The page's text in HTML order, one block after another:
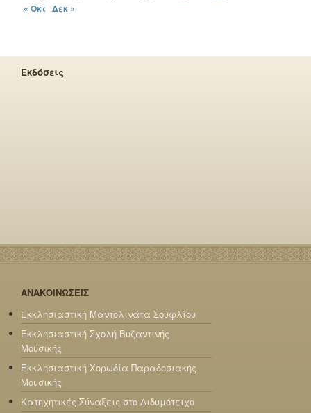
« Οκτ Δεκ »
Εκδόσεις
ΑΝΑΚΟΙΝΩΣΕΙΣ
Εκκλησιαστική Μαντολινάτα Σουφλίου
Εκκλησιαστική Σχολή Βυζαντινής
Μουσικής
Εκκλησιαστική Χορωδία Παραδοσιακής
Μουσικής
Κατηχητικές Σύναξεις στο Διδυμότειχο